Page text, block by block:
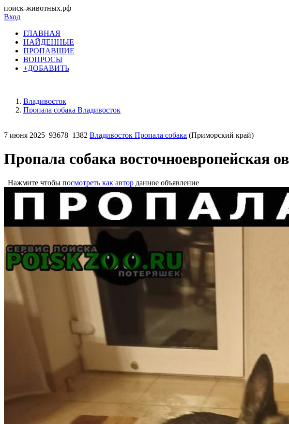
поиск-животных.рф
Вход
ГЛАВНАЯ
НАЙДЕННЫЕ
ПРОПАВШИЕ
ВОПРОСЫ
+ДОБАВИТЬ
Владивосток
Пропала собака Владивосток
7 июня 2025 93678 1382 Владивосток Пропала собака (Приморский край)
Пропала собака восточноевропейская
Нажмите чтобы посмотреть как автор данное объявление